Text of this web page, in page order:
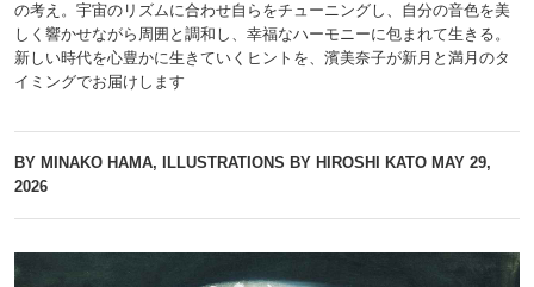
の考え。宇宙のリズムに合わせ自らをチューニングし、自分の音色を美
しく響かせながら周囲と調和し、幸福なハーモニーに包まれて生きる。
新しい時代を心豊かに生きていくヒントを、濱美奈子が新月と満月のタ
イミングでお届けします
BY MINAKO HAMA, ILLUSTRATIONS BY HIROSHI KATO MAY 29,
2026